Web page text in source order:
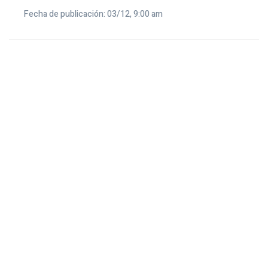
Fecha de publicación: 03/12, 9:00 am